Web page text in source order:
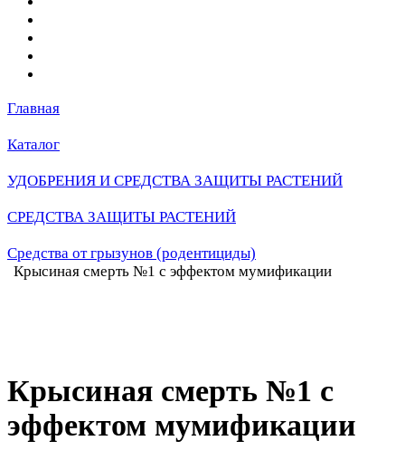
Главная
Каталог
УДОБРЕНИЯ И СРЕДСТВА ЗАЩИТЫ РАСТЕНИЙ
СРЕДСТВА ЗАЩИТЫ РАСТЕНИЙ
Средства от грызунов (родентициды)
Крысиная смерть №1 с эффектом мумификации
Крысиная смерть №1 с
эффектом мумификации